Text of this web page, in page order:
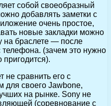
собой своеобразный
добавлять заметки с
очень простое,
новые закладки можно
на браслете — после
телефона. (зачем это нужно
не сравнить его с
для своего Jawbone,
на рынке. Sony не
(соревнование с